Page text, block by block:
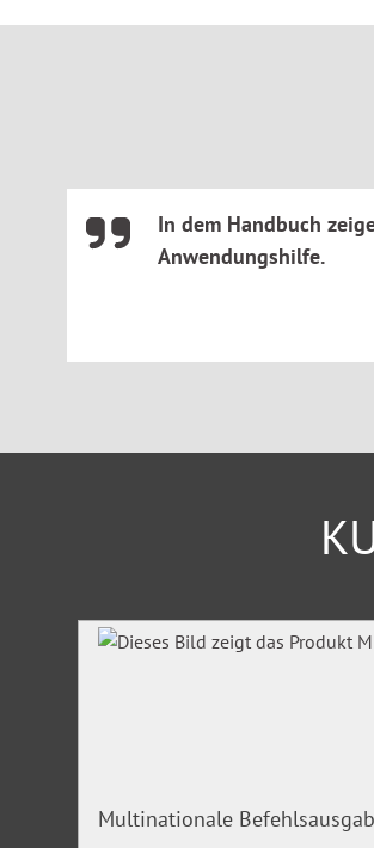
In dem Handbuch
Anwendungshilfe.
Produktgalerie überspringen
Multinationale